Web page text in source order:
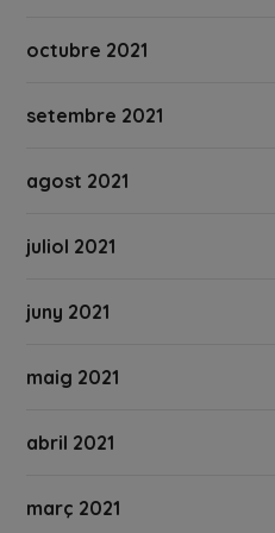
octubre 2021
setembre 2021
agost 2021
juliol 2021
juny 2021
maig 2021
abril 2021
març 2021